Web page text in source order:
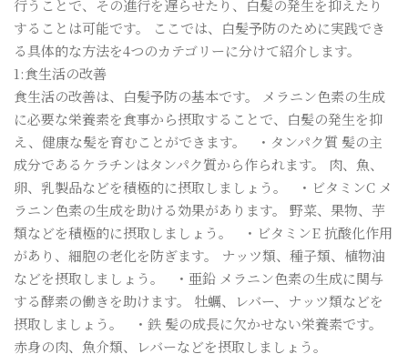
行うことで、その進行を遅らせたり、白髪の発生を抑えたり
することは可能です。 ここでは、白髪予防のために実践でき
る具体的な方法を4つのカテゴリーに分けて紹介します。
1:食生活の改善
食生活の改善は、白髪予防の基本です。 メラニン色素の生成
に必要な栄養素を食事から摂取することで、白髪の発生を抑
え、健康な髪を育むことができます。 ・タンパク質 髪の主
成分であるケラチンはタンパク質から作られます。 肉、魚、
卵、乳製品などを積極的に摂取しましょう。 ・ビタミンC メ
ラニン色素の生成を助ける効果があります。 野菜、果物、芋
類などを積極的に摂取しましょう。 ・ビタミンE 抗酸化作用
があり、細胞の老化を防ぎます。 ナッツ類、種子類、植物油
などを摂取しましょう。 ・亜鉛 メラニン色素の生成に関与
する酵素の働きを助けます。 牡蠣、レバー、ナッツ類などを
摂取しましょう。 ・鉄 髪の成長に欠かせない栄養素です。
赤身の肉、魚介類、レバーなどを摂取しましょう。